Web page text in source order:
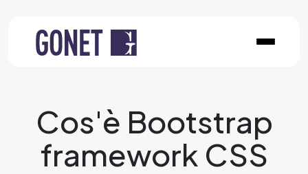
Cos'è Bootstrap
framework CSS